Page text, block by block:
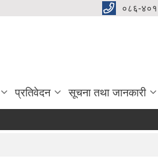
०८६-
प्रतिवेदन सूचना तथा जानकारी